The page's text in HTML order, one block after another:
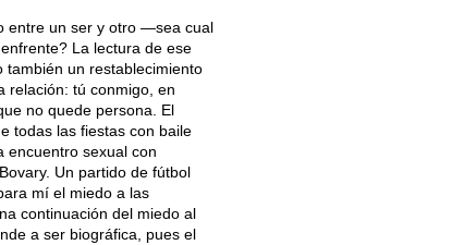
entre un ser y otro —sea cual
La lectura de ese
un restablecimiento
relación: tú conmigo, en
no quede persona. El
todas las fiestas con baile
encuentro sexual con
Un partido de fútbol
mí el miedo a las
continuación del miedo al
a ser biográfica, pues el